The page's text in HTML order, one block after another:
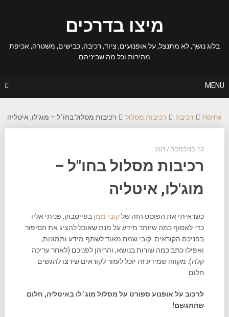
מיצו בדרכים
בלוג נושך, לא מתנצל, על אופנועים, ציוד, רכיבה, כבישים, משטרה, אכיפת
מהירות וכל מה שביניהם
MENU
Home רכיבה רכיבות מסלול רכיבות מסלול בחו"ל – מוג'לו, איטליה
13 בנובמבר 2017
רכיבות מסלול בחו"ל –
מוג'לו, איטליה
כשראיתי את הפוסט הזה שלקובי ממן בפייסבוק, פניתי אליו
כדי לאסוף כמה שיותר מידע על מנת שאוכל להציג את הסיפור
בפניכם הקוראים. קובי שמח מאוד לשתף מידע ותמונות,
ואפילו כתב כמה שורות בנושא, והריהן לפניכם (לאחר עריכה
קלה). מקווה שמידע זה יוכל לעזור לקוראים שירצו להגשים
חלום:
לרכוב על אופנוע ספורט על מסלול מוג׳לו באיטליה, חלום
שהתגשם!